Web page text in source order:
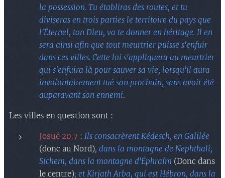
la possession. Tu établiras des routes, et tu
diviseras en trois parties le territoire du pays que
l'Éternel, ton Dieu, va te donner en héritage. Il en
sera ainsi afin que tout meurtrier puisse s'enfuir
dans ces villes. Cette loi s'appliquera au meurtrier
qui s'enfuira là pour sauver sa vie, lorsqu'il aura
involontairement tué son prochain, sans avoir été
auparavant son ennemi.
Les villes en question sont :
Josué 20.7 : Ils consacrèrent Kédesch, en Galilée
(donc au Nord), dans la montagne de Nephthali;
Sichem, dans la montagne d'Éphraïm (Donc dans
le centre); et Kirjath Arba, qui est Hébron, dans la